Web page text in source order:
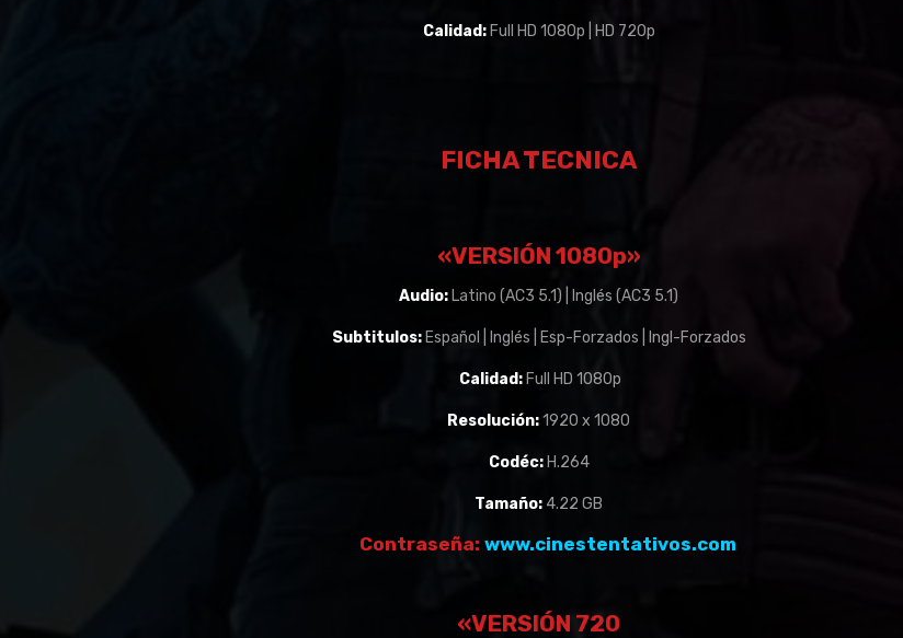
Calidad: Full HD 1080p | HD 720p
FICHA TECNICA
«VERSIÓN 1080p»
Audio: Latino (AC3 5.1) | Inglés (AC3 5.1)
Subtitulos: Español | Inglés | Esp-Forzados | Ingl-Forzados
Calidad: Full HD 1080p
Resolución:1920 x 1080
Codéc: H.264
Tamaño: 4.22 GB
Contraseña: www.cinestentativos.com
«VERSIÓN 720